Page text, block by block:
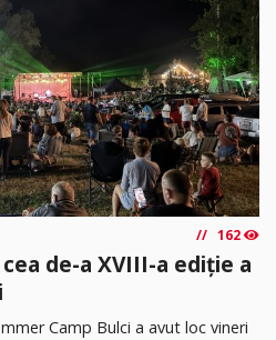
162
de-a XVIII-a ediție a
Camp Bulci a avut loc vineri